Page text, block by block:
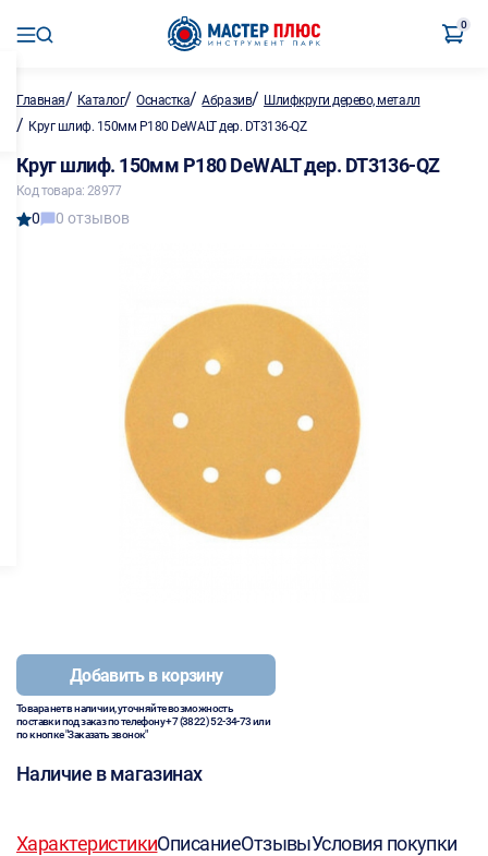
0
Главная/ Каталог/Оснастка/Абразив/ Шлифкруги дерево, металл
/ Круг шлиф. 150мм P180 DeWALT дер. DT3136-QZ
Круг шлиф. 150мм P180 DeWALT дер. DT3136-QZ
Код товара: 28977
0 0 отзывов
Добавить в корзину
Товара нет в наличии, уточняйте возможность
поставки под заказ по телефону+7 (3822) 52-34-73или
по кнопке "Заказать звонок"
Наличие в магазинах
ХарактеристикиОписаниеОтзывыУсловия покупки